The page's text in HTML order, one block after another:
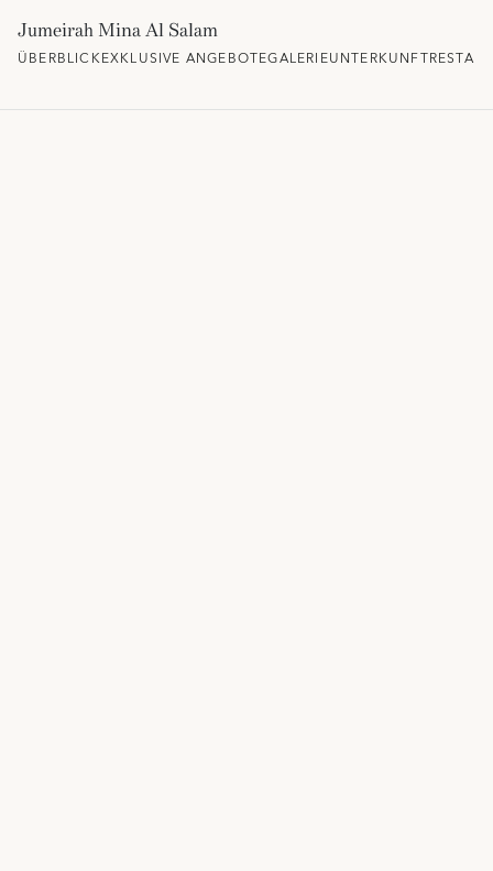
Jumeirah Mina Al Salam
ÜBERBLICKEXKLUSIVE ANGEBOTEGALERIEUNTERKUNFT